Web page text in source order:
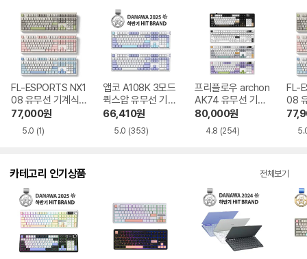
FL-ESPORTS NX1
08 유무선 기계식
크림 말차 리치베리
77,000원
5.0 (1)
앱코 A108K 3모드
퀵스압 유무선 기계
식 마일드 블루 맘
66,410원
5.0 (353)
프리플로우 archon
AK74 유무선 기계
식 메카닉
80,000원
4.8 (254)
FL-
08
크림
카테고리 인기상품 전체보기